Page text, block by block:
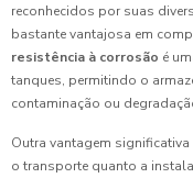
reconhecidos por suas
bastante vantajosa em
resistência à corrosão é
tanques, permitindo o
contaminação ou
Outra vantagem significativa
o transporte quanto a